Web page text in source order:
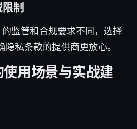
制
监管和合规要求不同，选择
隐私条款的提供商更放心。
用场景与实战建